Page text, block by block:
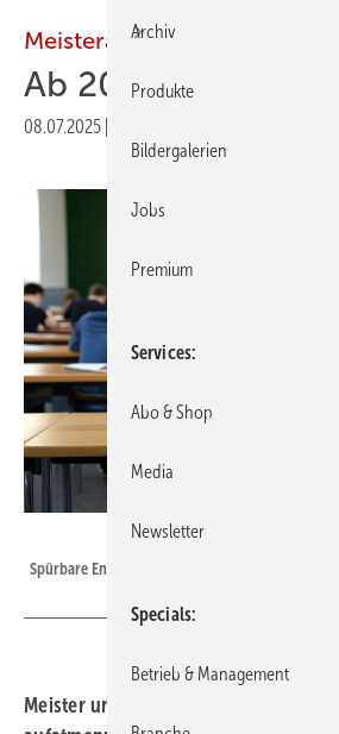
Meisterausbildung in
Ab 2026 kostenfrei
08.07.2025
Spürbare Entlastung für Meisterschüler in
Meister und Meisterinnen in
Archiv
Produkte
Bildergalerien
Jobs
Premium
Services
Abo & Shop
Media
Newsletter
Specials
Betrieb & Management